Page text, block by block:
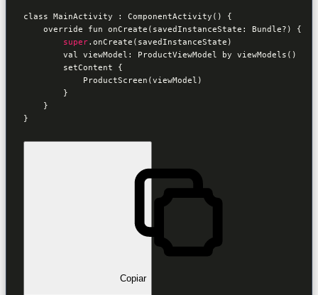
class MainActivity : ComponentActivity() {
    override fun onCreate(savedInstanceState: Bundle?) {
super.onCreate(savedInstanceState)
        val viewModel: ProductViewModel by viewModels()
        setContent {
            ProductScreen(viewModel)
        }
    }
}
Copiar